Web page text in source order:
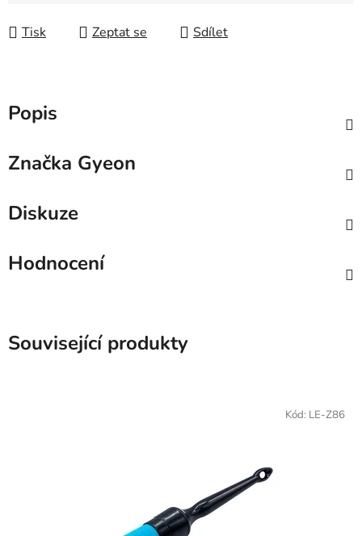
Tisk Zeptat se Sdílet
Popis
Značka Gyeon
Diskuze
Hodnocení
Související produkty
Kód: LE-Z86